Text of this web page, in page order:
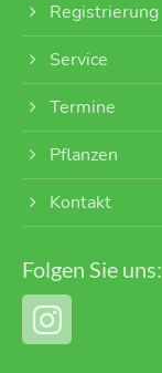
Registrierung
Service
Termine
Pflanzen
Kontakt
Folgen Sie uns: